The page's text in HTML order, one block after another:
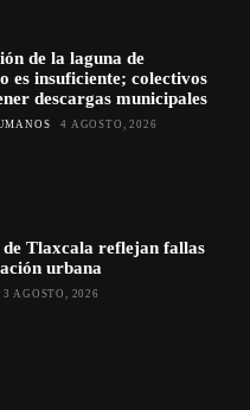
de la laguna de
es insuficiente; colectivos
descargas municipales
4 AGOSTO, 2026
Tlaxcala reflejan fallas
urbana
3 AGOSTO, 2026